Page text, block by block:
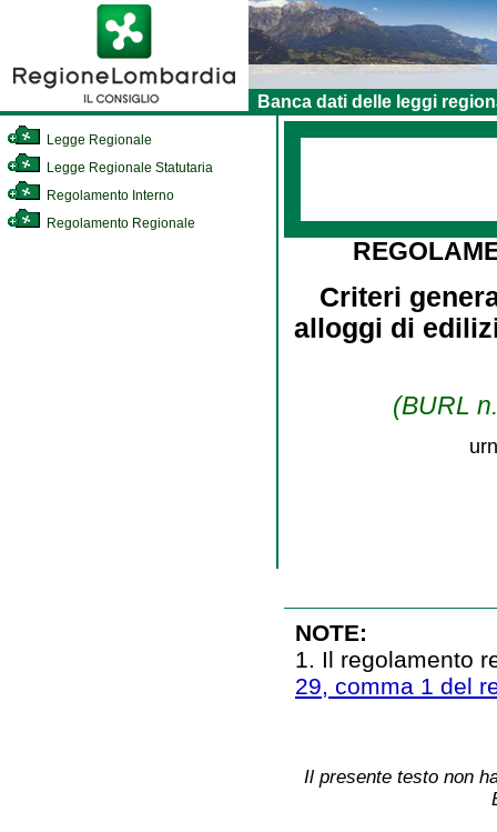
Banca dati delle leggi
Legge Regionale
Legge Regionale Statutaria
Regolamento Interno
Regolamento Regionale
Criteri
alloggi di
(BURL
NOTE:
1. Il regolamento
29, comma 1 del
Il presente testo non